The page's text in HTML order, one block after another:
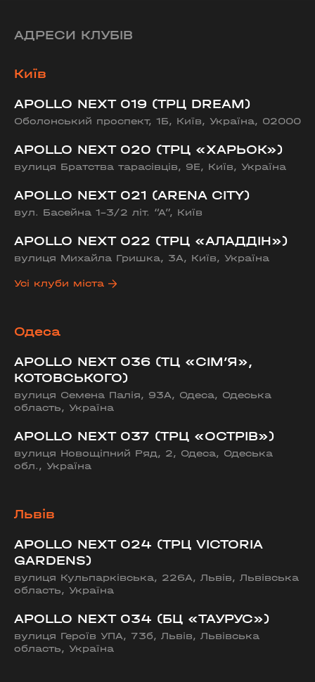
АДРЕСИ КЛУБІВ
Київ
APOLLO NEXT 019 (ТРЦ DREAM)
Оболонський проспект, 1Б, Київ, Україна, 02000
APOLLO NEXT 020 (ТРЦ «ХАРЬОК»)
вулиця Братства тарасівців, 9Е, Київ, Україна
APOLLO NEXT 021 (ARENA CITY)
вул. Басейна 1-3/2 літ. “А”, Київ
APOLLO NEXT 022 (ТРЦ «АЛАДДІН»)
вулиця Михайла Гришка, 3А, Київ, Україна
Усі клуби міста
Одеса
APOLLO NEXT 036 (ТЦ «СІМ’Я»,
КОТОВСЬКОГО)
вулиця Семена Палія, 93А, Одеса, Одеська
область, Україна
APOLLO NEXT 037 (ТРЦ «ОСТРІВ»)
вулиця Новощіпний Ряд, 2, Одеса, Одеська
обл., Україна
Львів
APOLLO NEXT 024 (ТРЦ VICTORIA
GARDENS)
вулиця Кульпарківська, 226А, Львів, Львівська
область, Україна
APOLLO NEXT 034 (БЦ «ТАУРУС»)
вулиця Героїв УПА, 73б, Львів, Львівська
область, Україна